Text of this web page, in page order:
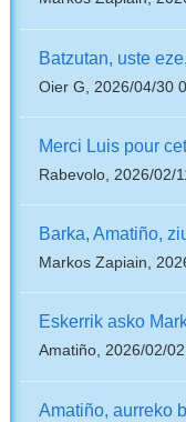
Batzutan, uste
Oier G, 2026/04/30
Merci Luis pour
Rabevolo, 2026/02/
Barka, Amatiño,
Markos Zapiain,
Eskerrik asko
Amatiño, 2026/02/
Amatiño, aurreko